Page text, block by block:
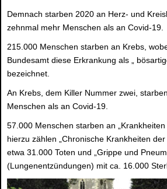
Demnach starben 2020 an Herz- und
zehnmal mehr Menschen als an Covid-19.
215.000 Menschen starben an Krebs,
Bundesamt diese Erkrankung als „
bezeichnet.
An Krebs, dem Killer Nummer zwei,
Menschen als an Covid-19.
57.000 Menschen starben an „Krankheiten
hierzu zählen „Chronische Krankheiten
etwa 31.000 Toten und „Grippe und
(Lungenentzündungen) mit ca. 16.000